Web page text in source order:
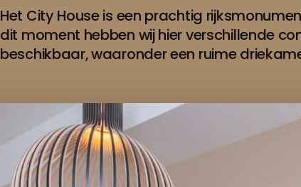
Het City House is een prachtig
dit moment hebben wij hier verschillende
beschikbaar, waaronder een ruime